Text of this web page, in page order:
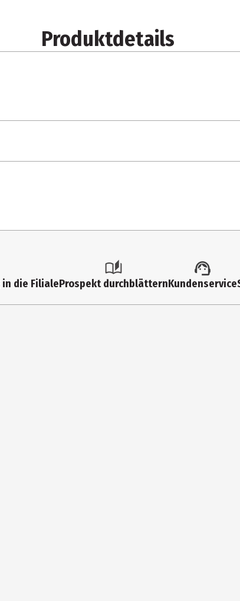
Produktdetails
Funko Movies
die FilialeProspekt durchblätternKundenservice